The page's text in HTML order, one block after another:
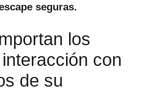
seguras.
los
con
de su